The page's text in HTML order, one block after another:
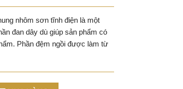
nhôm sơn tĩnh điện là một
đan dây dù giúp sản phẩm có
Phần đệm ngồi được làm từ